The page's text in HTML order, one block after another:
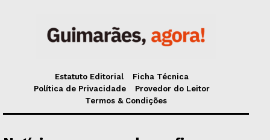
Estatuto Editorial
Ficha Técnica
Política de Privacidade
Provedor do Leitor
Termos & Condições